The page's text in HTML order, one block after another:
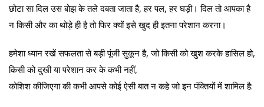
छोटा सा दिल उस बोझ के तले दबता जाता है, हर पल, हर घड़ी। दिल तो आपका है
न किसी और का थोड़े ही है तो फिर क्यों इसे खुद ही इतना परेशान करना।
हमेशा ध्यान रखें सफलता से बड़ी पूंजी सुकून है, जो किसी को खुश करके हासिल हो,
किसी को दुखी या परेशान कर के कभी नहीं,
कोशिश कीजिएगा की कभी आपसे कोई ऐसी बात न कहे जो इन पंक्तियों में शामिल है: